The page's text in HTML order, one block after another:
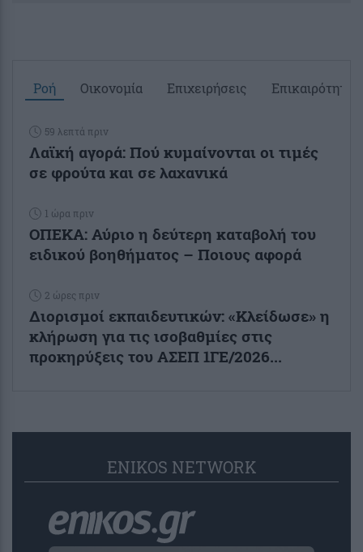
Ροή Οικονομία Επιχειρήσεις Επικαιρότητα
59 λεπτά πριν
Λαϊκή αγορά: Πού κυμαίνονται οι τιμές
σε φρούτα και σε λαχανικά
1 ώρα πριν
ΟΠΕΚΑ: Αύριο η δεύτερη καταβολή του
ειδικού βοηθήματος – Ποιους αφορά
2 ώρες πριν
Διορισμοί εκπαιδευτικών: «Κλείδωσε» η
κλήρωση για τις ισοβαθμίες στις
προκηρύξεις του ΑΣΕΠ 1ΓΕ/2026...
ENIKOS NETWORK